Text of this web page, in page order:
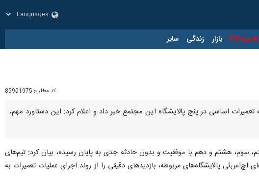
ایرنا TV بازار زندگی سایر
کد مطلب: 85901975
اساسی در پنج پالایشگاه این مجتمع خبر داد و اعلام کرد: این دستاورد مهم،
سوم، هشتم و دهم با موفقیت و بدون حادثه جدی به پایان رسیده، بیان کرد: تیم‌های
پالایشگاه‌های مربوطه، بازدیدهای دقیقی را از روند اجرای عملیات تعمیرات به